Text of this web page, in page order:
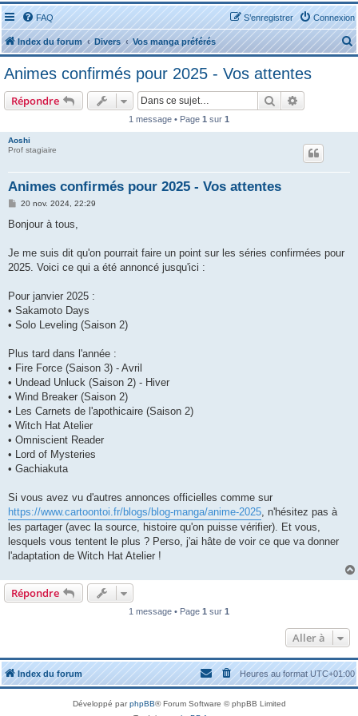
FAQ Connexion
S’enregistrer
Index du forum Divers Vos manga préférés
e
Animes confirmés pour 2025 - Vos attentes
Répondre Rechercher
1 message • Page 1 sur 1
Aoshi
Prof stagiaire
Animes confirmés pour 2025 - Vos attentes
M
s
g
20 nov. 2024, 22:29
Bonjour à tous,
Je me suis dit qu'on pourrait faire un point sur les séries confirmées pour
2025. Voici ce qui a été annoncé jusqu'ici :
Pour janvier 2025 :
• Sakamoto Days
• Solo Leveling (Saison 2)
Plus tard dans l'année :
• Fire Force (Saison 3) - Avril
• Undead Unluck (Saison 2) - Hiver
• Wind Breaker (Saison 2)
• Les Carnets de l'apothicaire (Saison 2)
• Witch Hat Atelier
• Omniscient Reader
• Lord of Mysteries
• Gachiakuta
Si vous avez vu d'autres annonces officielles comme sur
https://www.cartoontoi.fr/blogs/blog-manga/anime-2025, n'hésitez pas à
les partager (avec la source, histoire qu'on puisse vérifier). Et vous,
lesquels vous tentent le plus ? Perso, j'ai hâte de voir ce que va donner
l'adaptation de Witch Hat Atelier !
Répondre
1 message • Page 1 sur 1
Aller à
Index du forum Heures au formatUTC+01:00
Développé parphpBB® Forum Software © phpBB Limited